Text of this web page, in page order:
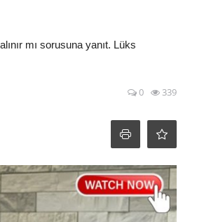
mı sorusuna yanıt. Lüks
0 339